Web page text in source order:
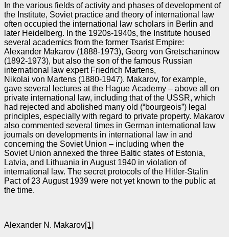
In the various fields of activity and phases of development of
the Institute, Soviet practice and theory of international law
often occupied the international law scholars in Berlin and
later Heidelberg. In the 1920s-1940s, the Institute housed
several academics from the former Tsarist Empire:
Alexander Makarov (1888‑1973), Georg von Gretschaninow
(1892‑1973), but also the son of the famous Russian
international law expert Friedrich Martens,
Nikolai von Martens (1880‑1947). Makarov, for example,
gave several lectures at the Hague Academy – above all on
private international law, including that of the USSR, which
had rejected and abolished many old (“bourgeois”) legal
principles, especially with regard to private property. Makarov
also commented several times in German international law
journals on developments in international law in and
concerning the Soviet Union – including when the
Soviet Union annexed the three Baltic states of Estonia,
Latvia, and Lithuania in August 1940 in violation of
international law. The secret protocols of the Hitler-Stalin
Pact of 23 August 1939 were not yet known to the public at
the time.
Alexander N. Makarov[1]